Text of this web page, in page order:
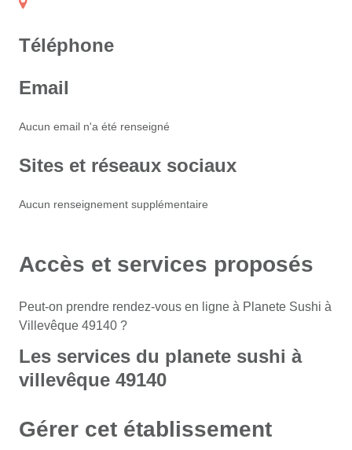
Téléphone
Email
Aucun email n'a été renseigné
Sites et réseaux sociaux
Aucun renseignement supplémentaire
Accès et services proposés
Peut-on prendre rendez-vous en ligne à Planete Sushi à
Villevêque 49140 ?
Les services du planete sushi à
villevêque 49140
Gérer cet établissement